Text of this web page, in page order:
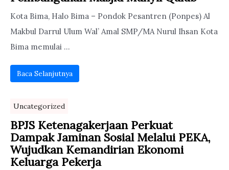
Kota Bima, Halo Bima – Pondok Pesantren (Ponpes) Al
Makbul Darrul Ulum Wal’ Amal SMP/MA Nurul Ihsan Kota
Bima memulai ...
Baca Selanjutnya
Uncategorized
BPJS Ketenagakerjaan Perkuat
Dampak Jaminan Sosial Melalui PEKA,
Wujudkan Kemandirian Ekonomi
Keluarga Pekerja